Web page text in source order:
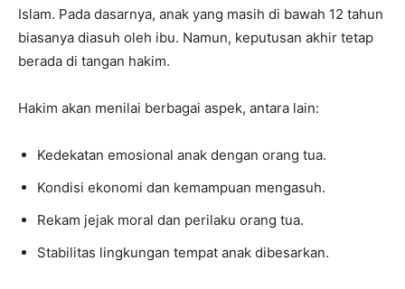
Islam. Pada dasarnya, anak yang masih di bawah 12 tahun
biasanya diasuh oleh ibu. Namun, keputusan akhir tetap
berada di tangan hakim.
Hakim akan menilai berbagai aspek, antara lain:
Kedekatan emosional anak dengan orang tua.
Kondisi ekonomi dan kemampuan mengasuh.
Rekam jejak moral dan perilaku orang tua.
Stabilitas lingkungan tempat anak dibesarkan.